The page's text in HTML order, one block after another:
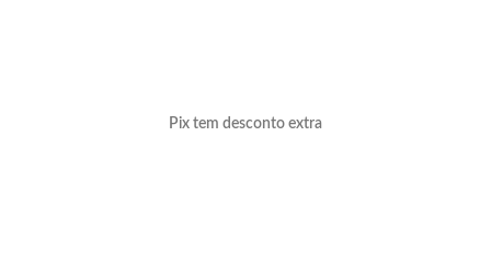
Pix tem desconto extra